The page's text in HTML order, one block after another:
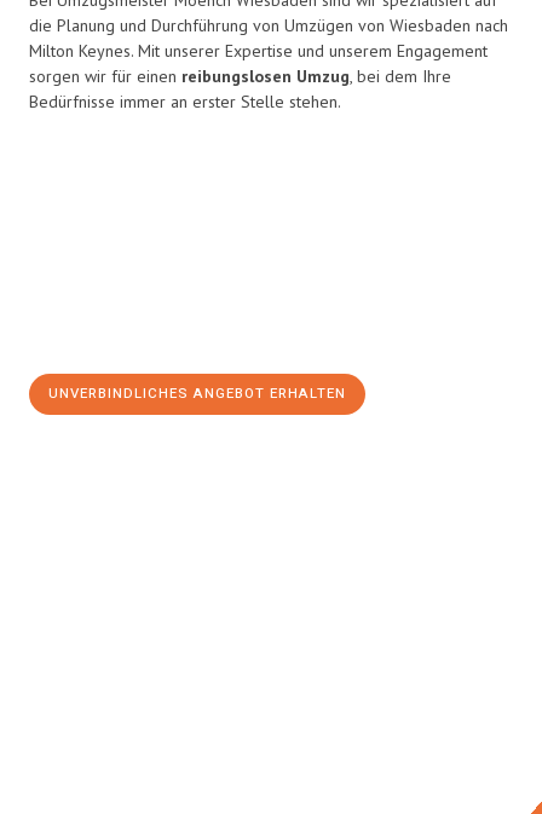
die Planung und Durchführung von Umzügen von Wiesbaden nach
Milton Keynes. Mit unserer Expertise und unserem Engagement
sorgen wir für einen reibungslosen Umzug, bei dem Ihre
Bedürfnisse immer an erster Stelle stehen.
UNVERBINDLICHES ANGEBOT ERHALTEN